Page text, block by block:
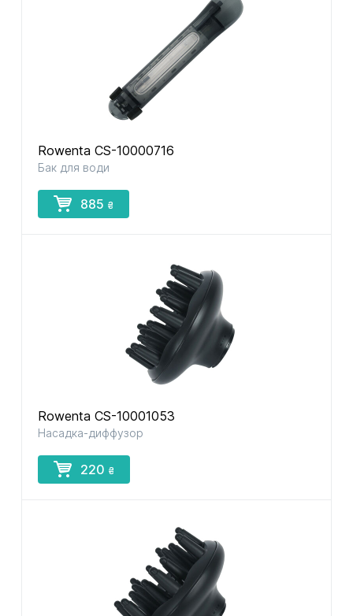
Rowenta CS-10000716
Бак для води
885 ₴
Rowenta CS-10001053
Насадка-диффузор
220 ₴